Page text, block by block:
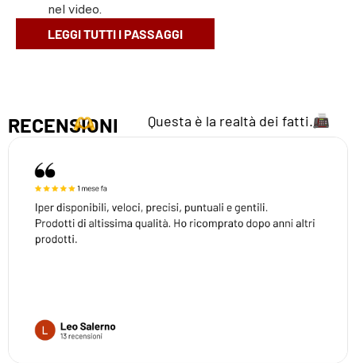
nel video.
LEGGI TUTTI I PASSAGGI
RECENSIONI Questa è la realtà dei fatti.